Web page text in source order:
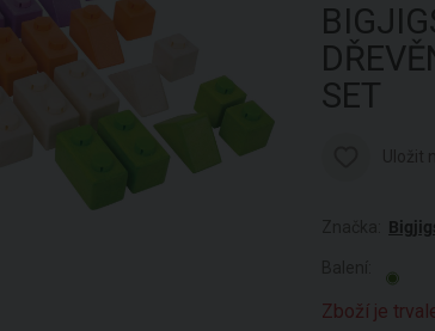
SET
Zboží je